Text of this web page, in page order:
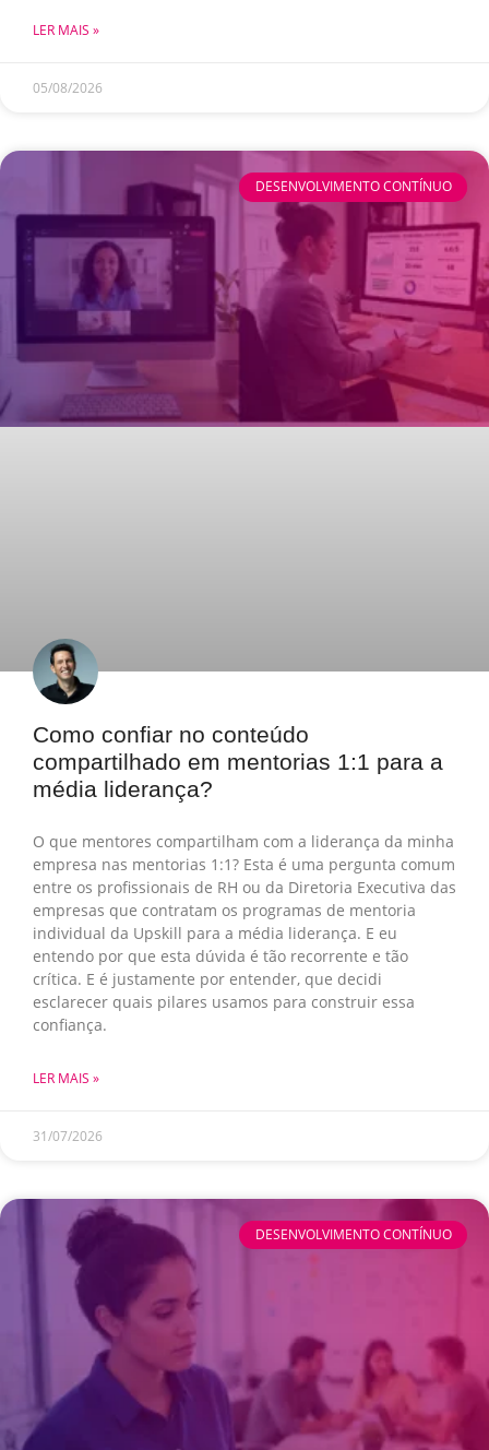
LER MAIS »
05/08/2026
DESENVOLVIMENTO CONTÍNUO
Como confiar no conteúdo
compartilhado em mentorias 1:1 para a
média liderança?
O que mentores compartilham com a liderança da minha
empresa nas mentorias 1:1? Esta é uma pergunta comum
entre os profissionais de RH ou da Diretoria Executiva das
empresas que contratam os programas de mentoria
individual da Upskill para a média liderança. E eu
entendo por que esta dúvida é tão recorrente e tão
crítica. E é justamente por entender, que decidi
esclarecer quais pilares usamos para construir essa
confiança.
LER MAIS »
31/07/2026
DESENVOLVIMENTO CONTÍNUO